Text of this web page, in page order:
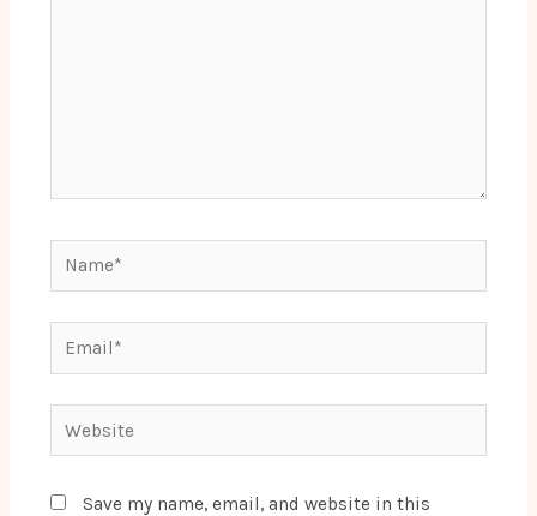
Name*
Email*
Website
Save my name, email, and website in this